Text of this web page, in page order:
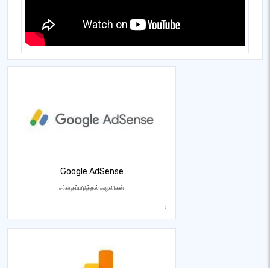
Google AdSense
சந்தைப்படுத்தல் கருவிகள்